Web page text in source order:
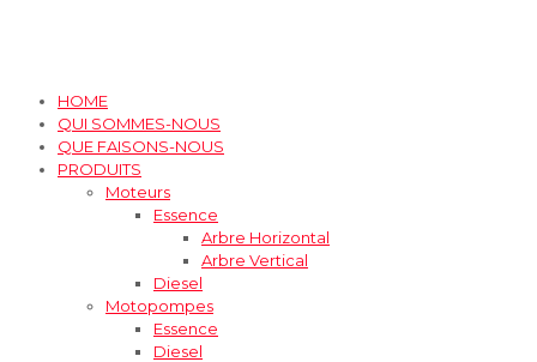
HOME
QUI SOMMES-NOUS
QUE FAISONS-NOUS
PRODUITS
Moteurs
Essence
Arbre Horizontal
Arbre Vertical
Diesel
Motopompes
Essence
Diesel